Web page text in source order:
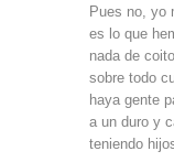
Pues no, yo
es lo que
nada de
sobre todo
haya gente
a un duro y
teniendo